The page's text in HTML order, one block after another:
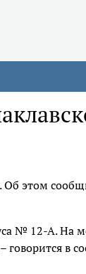
Об этом
№ 12-А. На
в